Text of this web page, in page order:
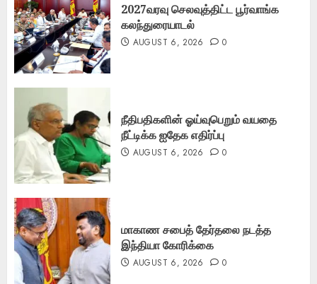
2027வரவு செலவுத்திட்ட பூர்வாங்க
கலந்துரையாடல்
AUGUST 6, 2026 0
நீதிபதிகளின் ஓய்வுபெறும் வயதை
நீட்டிக்க ஐதேக எதிர்ப்பு
AUGUST 6, 2026 0
மாகாண சபைத் தேர்தலை நடத்த
இந்தியா கோரிக்கை
AUGUST 6, 2026 0